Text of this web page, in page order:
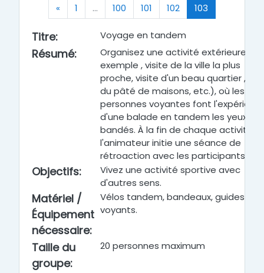
« Precedente
1 … 100 101 102 103
Titre: Voyage en tandem
Résumé:
Organisez une activité extérieure (
exemple , visite de la ville la plus
proche, visite d'un beau quartier ,
du pâté de maisons, etc.), où les
personnes voyantes font
d'une balade en tandem les yeux
bandés. À la fin de chaque activité,
l'animateur initie une séance de
rétroaction avec les participants.
Objectifs:
Vivez une activité sportive avec
d'autres sens.
Matériel /
Équipement
nécessaire:
Vélos tandem, bandeaux, guides
voyants.
Taille du
groupe:
20 personnes maximum